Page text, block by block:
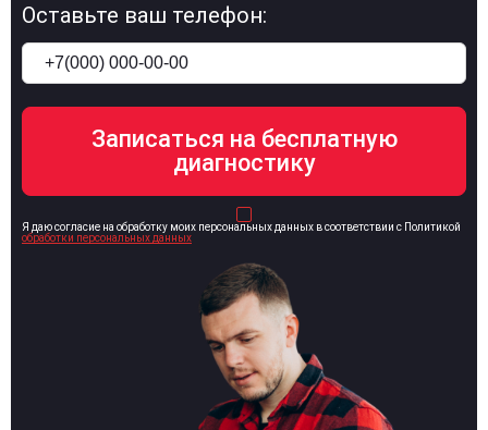
Оставьте ваш телефон:
Я даю согласие на обработку моих персональных данных в соответствии с Политикой
обработки персональных данных